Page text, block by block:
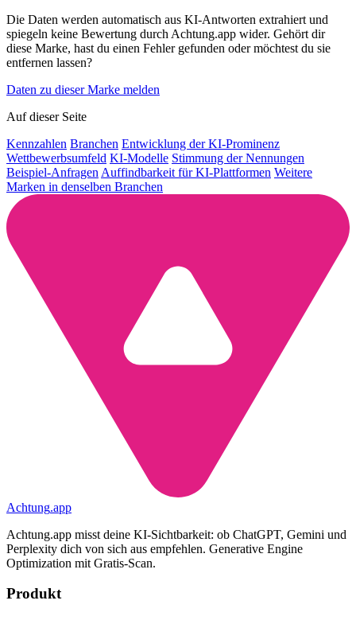
Die Daten werden automatisch aus KI-Antworten extrahiert und
spiegeln keine Bewertung durch Achtung.app wider. Gehört dir
diese Marke, hast du einen Fehler gefunden oder möchtest du sie
entfernen lassen?
Daten zu dieser Marke melden
Auf dieser Seite
Kennzahlen Branchen Entwicklung der KI-Prominenz
Wettbewerbsumfeld KI-Modelle Stimmung der Nennungen
Beispiel-Anfragen Auffindbarkeit für KI-Plattformen Weitere
Marken in denselben Branchen
Achtung.app
Achtung.app misst deine KI-Sichtbarkeit: ob ChatGPT, Gemini und
Perplexity dich von sich aus empfehlen. Generative Engine
Optimization mit Gratis-Scan.
Produkt